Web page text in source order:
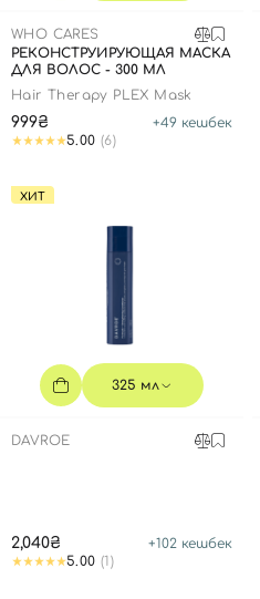
Кремы
Шея
Для
WHO CARES
РЕКОНСТРУИРУЮЩАЯ МАСКА
ДЛЯ ВОЛОС - 300 МЛ
Hair Therapy PLEX Mask
999₴ +49 кешбек
5.00 (6)
ХИТ
325 мл
DAVROE
2,040₴ +102 кешбек
5.00 (1)